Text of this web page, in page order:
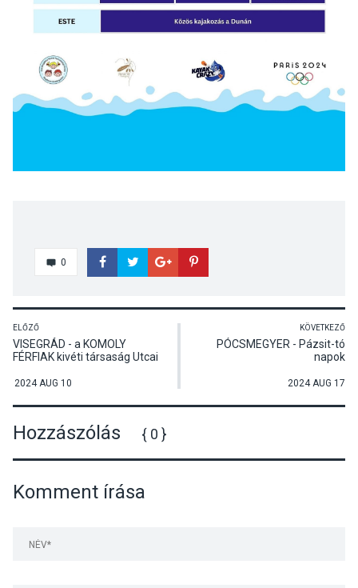
0
ELŐZŐ
VISEGRÁD - a KOMOLY
FÉRFIAK kivéti társaság Utcai
2024 AUG 10
KÖVETKEZŐ
PÓCSMEGYER - Pázsit-tó
napok
2024 AUG 17
Hozzászólás { 0 }
Komment írása